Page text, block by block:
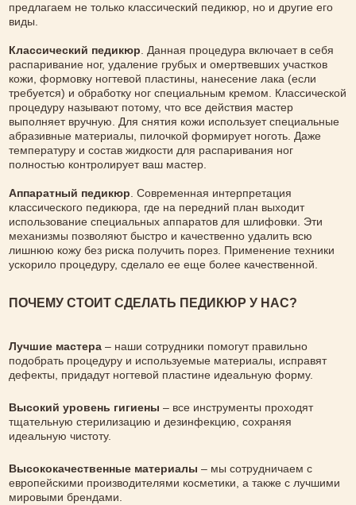
предлагаем не только классический педикюр, но и другие его
виды.
Классический педикюр . Данная процедура включает в себя
распаривание ног, удаление грубых и омертвевших участков
кожи, формовку ногтевой пластины, нанесение лака (если
требуется) и обработку ног специальным кремом. Классической
процедуру называют потому, что все действия мастер
выполняет вручную. Для снятия кожи использует специальные
абразивные материалы, пилочкой формирует ноготь. Даже
температуру и состав жидкости для распаривания ног
полностью контролирует ваш мастер.
Аппаратный педикюр . Современная интерпретация
классического педикюра, где на передний план выходит
использование специальных аппаратов для шлифовки. Эти
механизмы позволяют быстро и качественно удалить всю
лишнюю кожу без риска получить порез. Применение техники
ускорило процедуру, сделало ее еще более качественной.
ПОЧЕМУ СТОИТ СДЕЛАТЬ ПЕДИКЮР У НАС?
Лучшие мастера – наши сотрудники помогут правильно
подобрать процедуру и используемые материалы, исправят
дефекты, придадут ногтевой пластине идеальную форму.
Высокий уровень гигиены – все инструменты проходят
тщательную стерилизацию и дезинфекцию, сохраняя
идеальную чистоту.
Высококачественные материалы – мы сотрудничаем с
европейскими производителями косметики, а также с лучшими
мировыми брендами.